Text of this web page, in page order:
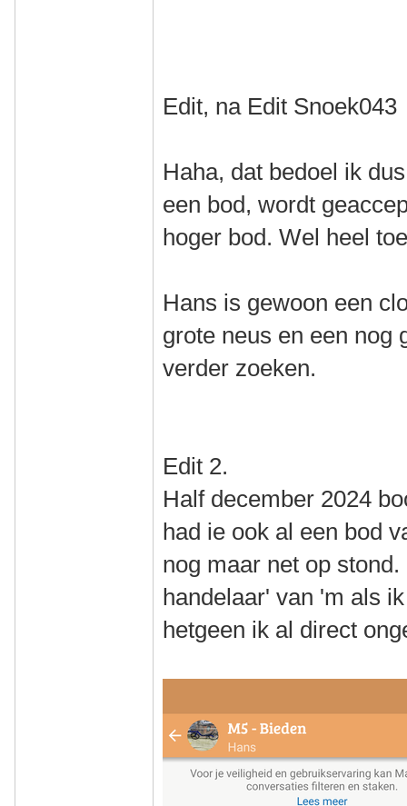
Edit, na Edit Snoek043
Haha, dat bedoel ik
een bod, wordt
hoger bod. Wel heel
Hans is gewoon een
grote neus en een
verder zoeken.
Edit 2.
Half december 2024
had ie ook al een bod
nog maar net op
handelaar' van 'm als
hetgeen ik al direct